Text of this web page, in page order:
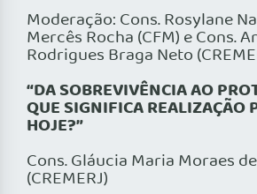
Moderação: Cons. Rosylane
Mercês Rocha (CFM) e Cons.
Rodrigues Braga Neto
“DA SOBREVIVÊNCIA AO
QUE SIGNIFICA REALIZAÇÃO
HOJE?”
Cons. Gláucia Maria Moraes
(CREMERJ)